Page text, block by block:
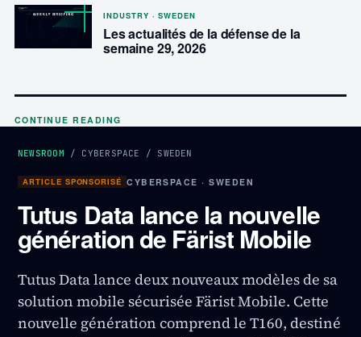
INDUSTRY · SWEDEN
Les actualités de la défense de la
semaine 29, 2026
CONTINUE READING
NEWSROOM / CYBERSPACE / SWEDEN
ARTICLE SPONSORISÉ CYBERSPACE · SWEDEN
Tutus Data lance la nouvelle
génération de Färist Mobile
Tutus Data lance deux nouveaux modèles de sa
solution mobile sécurisée Färist Mobile. Cette
nouvelle génération comprend le T160, destiné